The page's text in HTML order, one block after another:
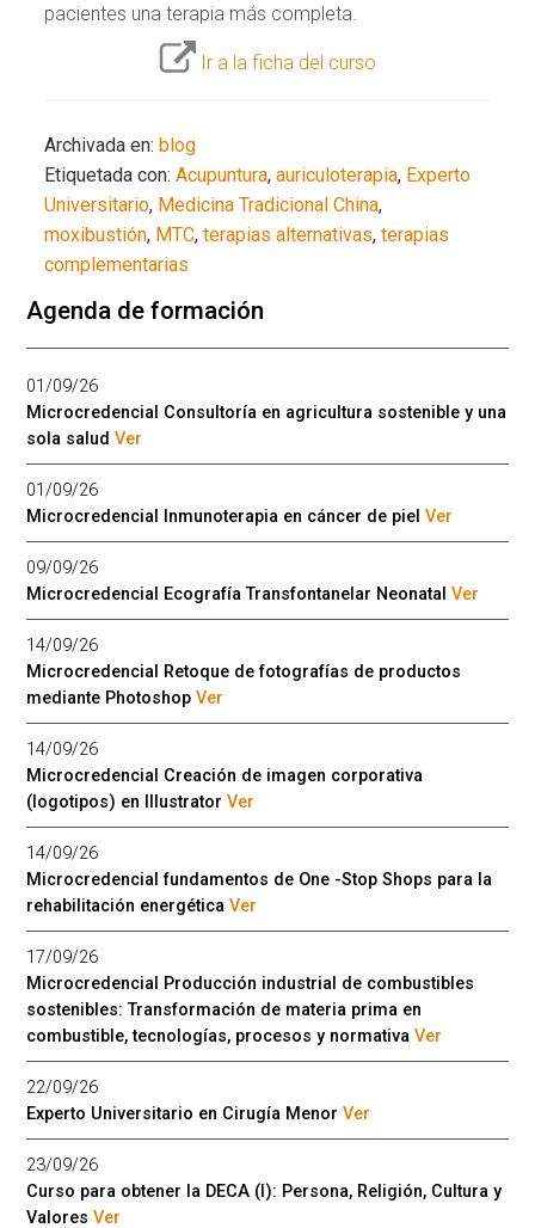
pacientes una terapia más completa.
Ir a la ficha del curso
Archivada en:blog
Etiquetada con:Acupuntura,auriculoterapia, Experto
Universitario, Medicina Tradicional China,
moxibustión, MTC,terapias alternativas,terapias
complementarias
Agenda de formación
01/09/26
Microcredencial Consultoría en agricultura sostenible y una
sola saludVer
01/09/26
Microcredencial Inmunoterapia en cáncer de pielVer
09/09/26
Microcredencial Ecografía Transfontanelar NeonatalVer
14/09/26
Microcredencial Retoque de fotografías de productos
mediante PhotoshopVer
14/09/26
Microcredencial Creación de imagen corporativa
(logotipos) en IllustratorVer
14/09/26
Microcredencial fundamentos de One -Stop Shops para la
rehabilitación energéticaVer
17/09/26
Microcredencial Producción industrial de combustibles
sostenibles: Transformación de materia prima en
combustible, tecnologías, procesos y normativaVer
22/09/26
Experto Universitario en Cirugía MenorVer
23/09/26
Curso para obtener la DECA (I): Persona, Religión, Cultura y
ValoresVer